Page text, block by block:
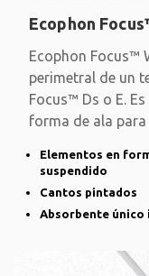
Ecophon
Ecophon Focus™
perimetral de un
Focus™ Ds o E.
forma de ala para
Elementos en
suspendido
Cantos pintados
Absorbente